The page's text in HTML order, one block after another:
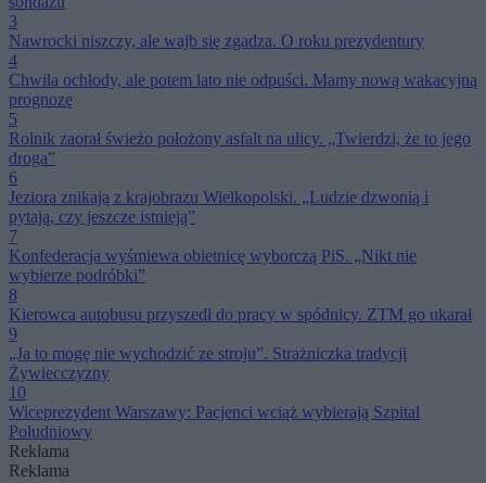
3
Nawrocki niszczy, ale wajb się zgadza. O roku prezydentury
4
Chwila ochłody, ale potem lato nie odpuści. Mamy nową wakacyjną
prognozę
5
Rolnik zaorał świeżo położony asfalt na ulicy. „Twierdzi, że to jego
droga”
6
Jeziora znikają z krajobrazu Wielkopolski. „Ludzie dzwonią i
pytają, czy jeszcze istnieją”
7
Konfederacja wyśmiewa obietnicę wyborczą PiS. „Nikt nie
wybierze podróbki”
8
Kierowca autobusu przyszedł do pracy w spódnicy. ZTM go ukarał
9
„Ja to mogę nie wychodzić ze stroju”. Strażniczka tradycji
Żywiecczyzny
10
Wiceprezydent Warszawy: Pacjenci wciąż wybierają Szpital
Południowy
Reklama
Reklama